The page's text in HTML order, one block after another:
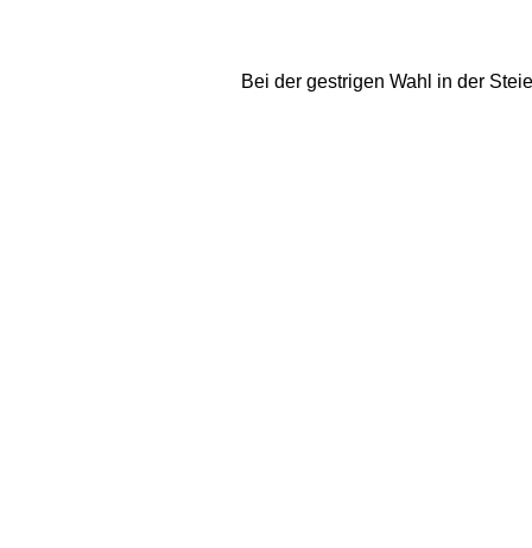
Bei der gestrigen Wahl in der